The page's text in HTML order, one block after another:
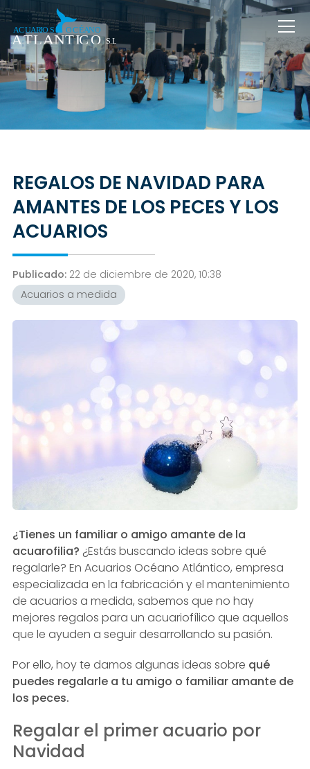
REGALOS DE NAVIDAD PARA
AMANTES DE LOS PECES Y LOS
ACUARIOS
Publicado: 22 de diciembre de 2020, 10:38
Acuarios a medida
¿Tienes un familiar o amigo amante de la
acuarofilia? ¿Estás buscando ideas sobre qué
regalarle? En Acuarios Océano Atlántico, empresa
especializada en la fabricación y el mantenimiento
de acuarios a medida, sabemos que no hay
mejores regalos para un acuariofílico que aquellos
que le ayuden a seguir desarrollando su pasión.
Por ello, hoy te damos algunas ideas sobre qué
puedes regalarle a tu amigo o familiar amante de
los peces.
Regalar el primer acuario por
Navidad